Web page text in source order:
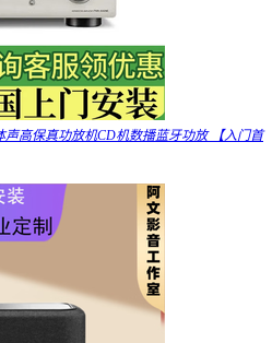
高保真功放机CD机数播蓝牙功放 【入门首